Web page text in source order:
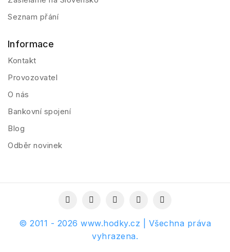
Seznam přání
Informace
Kontakt
Provozovatel
O nás
Bankovní spojení
Blog
Odběr novinek
© 2011 - 2026 www.hodky.cz | Všechna práva
vyhrazena.